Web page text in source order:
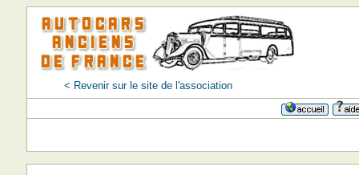
< Revenir sur le site de l'association